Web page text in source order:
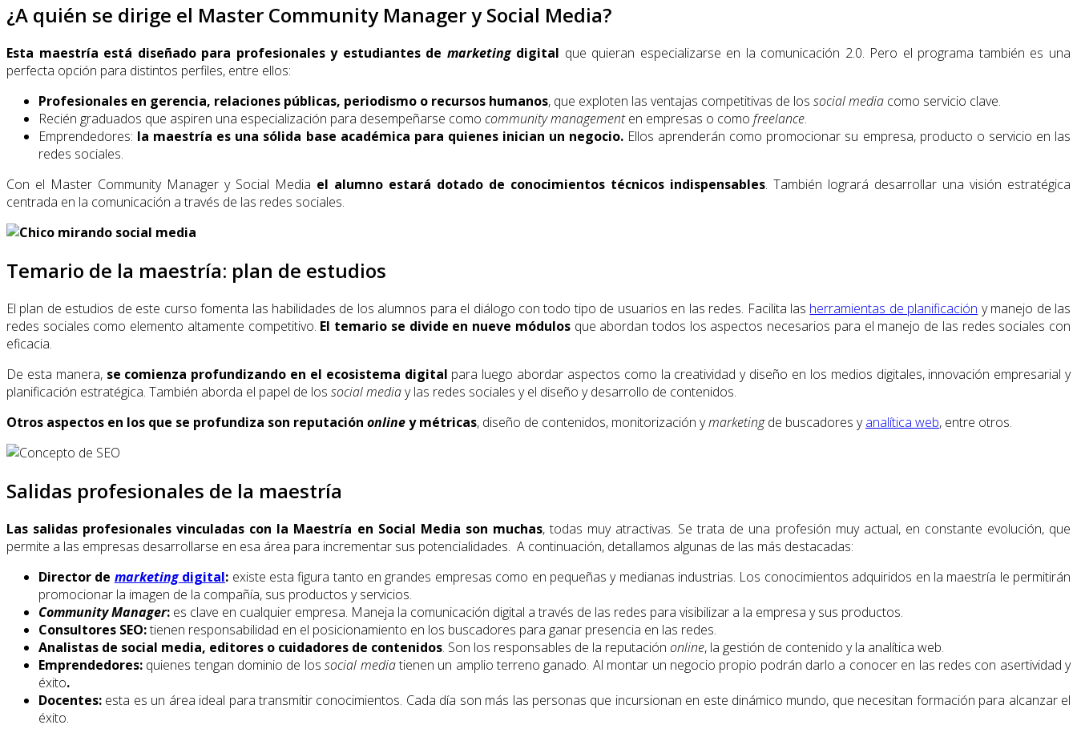
¿A quién se dirige el Master Community Manager y Social Media?
Esta maestría está diseñado para profesionales y estudiantes de marketingdigital que quieran especializarse en la comunicación 2.0. Pero el programa también es una
perfecta opción para distintos perfiles, entre ellos:
Profesionales en gerencia, relaciones públicas, periodismo o recursos humanos, que exploten las ventajas competitivas de los social media como servicio clave.
Recién graduados que aspiren una especialización para desempeñarse como community managementen empresas o como freelance.
Emprendedores: la maestría es una sólida base académica para quienes inician un negocio. Ellos aprenderán como promocionar su empresa, producto o servicio en las
redes sociales.
Con el Master Community Manager y Social Media el alumno estará dotado de conocimientos técnicos indispensables. También logrará desarrollar una visión estratégica
centrada en la comunicación a través de las redes sociales.
Temario de la maestría: plan de estudios
El plan de estudios de este curso fomenta las habilidades de los alumnos para el diálogo con todo tipo de usuarios en las redes. Facilita las herramientas de planificación y manejo de las
redes sociales como elemento altamente competitivo. El temario se divide en nueve módulosque abordan todos los aspectos necesarios para el manejo de las redes sociales con
eficacia.
De esta manera,se comienza profundizando en el ecosistema digital para luego abordar aspectos como la creatividad y diseño en los medios digitales, innovación empresarial y
planificación estratégica. También aborda el papel de los social mediay las redes sociales y el diseño y desarrollo de contenidos.
Otros aspectos en los que se profundiza son reputación onliney métricas, diseño de contenidos, monitorización ymarketingde buscadores yanalítica web, entre otros.
Salidas profesionales de la maestría
Las salidas profesionales vinculadas con la Maestría en Social Media son muchas, todas muy atractivas. Se trata de una profesión muy actual, en constante evolución, que
permite a las empresas desarrollarse en esa área para incrementar sus potencialidades. A continuación, detallamos algunas de las más destacadas:
Director de marketingdigital: existe esta figura tanto en grandes empresas como en pequeñas y medianas industrias. Los conocimientos adquiridos en la maestría le permitirán
promocionar la imagen de la compañía, sus productos y servicios.
Community Manager: es clave en cualquier empresa. Maneja la comunicación digital a través de las redes para visibilizar a la empresa y sus productos.
Consultores SEO:tienen responsabilidad en el posicionamiento en los buscadores para ganar presencia en las redes.
Analistas de social media, editores o cuidadores de contenidos. Son los responsables de la reputación online, la gestión de contenido y la analítica web.
Emprendedores: quienes tengan dominio de lossocial mediatienen un amplio terreno ganado. Al montar un negocio propio podrán darlo a conocer en las redes con asertividad y
éxito.
Docentes: esta es un área ideal para transmitir conocimientos. Cada día son más las personas que incursionan en este dinámico mundo, que necesitan formación para alcanzar el
éxito.